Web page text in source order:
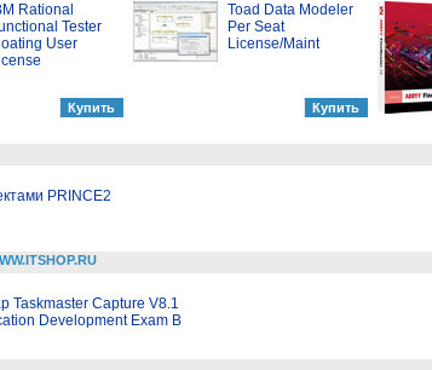
Rational
Tester
User
Toad Data Modeler
Per Seat
License/Maint
PRINCE2
Taskmaster Capture V8.1
Development Exam B